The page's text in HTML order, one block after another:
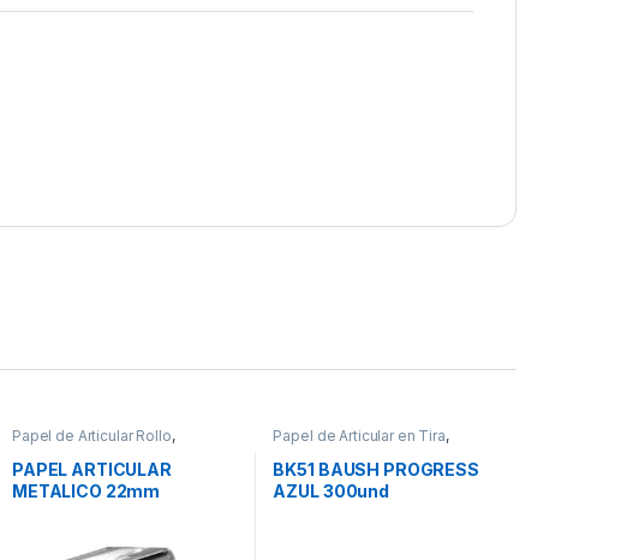
Papel de Articular Rollo,
PROTESIS
PAPEL ARTICULAR
METALICO 22mm
Papel de Articular en Tira,
PROTESIS
BK51 BAUSH PROGRESS
AZUL 300und